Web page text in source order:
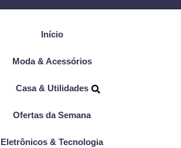
Início
Moda & Acessórios
Casa & Utilidades
Ofertas da Semana
Eletrônicos & Tecnologia